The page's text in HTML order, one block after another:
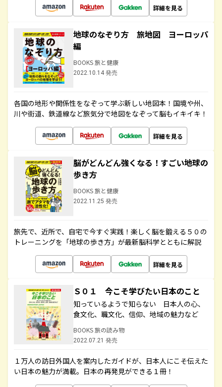
詳細を見る
地球のなぞり方 旅地図 ヨーロッパ
編
BOOKS 旅と健康
2022.10.14 発売
各国の地形や関係性をなぞって学ぶ新しい地図本！国境や州、
川や街道、鉄道線など旅気分で地図をなぞって脳もイキイキ！
詳細を見る
脳がどんどん強くなる！すごい地球の
歩き方
BOOKS 旅と健康
2022.11.25 発売
旅先で、近所で、自宅で今すぐ実践！楽しく脳を鍛える５０の
トレーニングを「地球の歩き方」が最新脳科学とともに解説
詳細を見る
Ｓ０１ 今こそ学びたい日本のこと
知っているようで知らない 日本人の心、
食文化、職文化、信仰、地域の魅力など
BOOKS 旅の読み物
2022.07.21 発売
１万人の訪日外国人を案内したガイドが、日本人にこそ伝えた
い日本の魅力が満載。日本の再発見ができる１冊！